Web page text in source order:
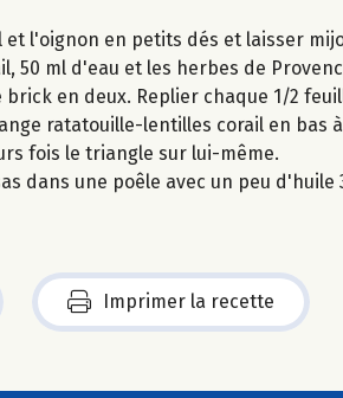
et l'oignon en petits dés et laisser
50 ml d'eau et les herbes de
en deux. Replier chaque 1/2
ratatouille-lentilles corail en
fois le triangle sur lui-même.
dans une poêle avec un peu d'huile
Imprimer la recette